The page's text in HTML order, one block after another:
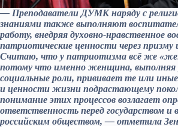
— Преподаватели ДУМК наряду с
знаниями также выполняют
работу, внедряя духовно-нравственное
патриотические ценности через призму
Считаю, что у патриотизма всё же
потому что именно женщина, выполняя
социальные роли, прививает те или
и ценности жизни подрастающему
понимание этих процессов возлагает
ответственность перед государством и
российским обществом, — отметила